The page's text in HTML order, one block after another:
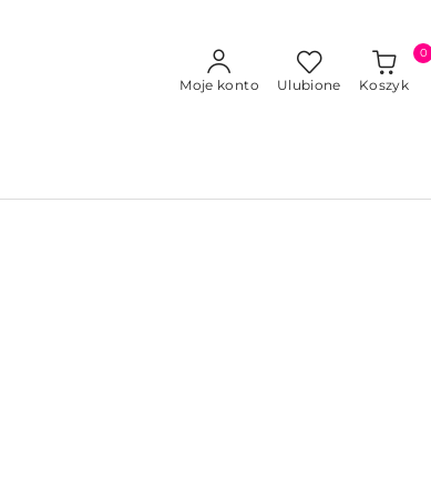
Moje konto Ulubione Koszyk
0